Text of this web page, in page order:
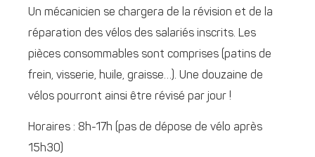
Un mécanicien se chargera de la révision et de la
réparation des vélos des salariés inscrits. Les
pièces consommables sont comprises (patins de
frein, visserie, huile, graisse…). Une douzaine de
vélos pourront ainsi être révisé par jour !
Horaires : 8h-17h (pas de dépose de vélo après
15h30)